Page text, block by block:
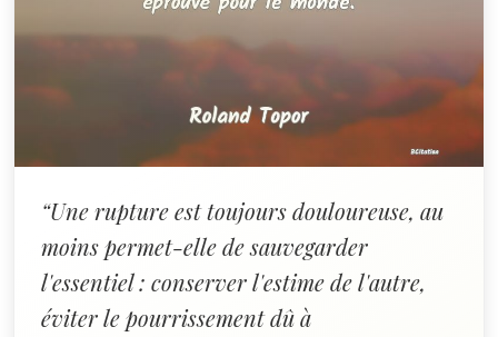
“Une rupture est toujours douloureuse, au
moins permet-elle de sauvegarder
l'essentiel : conserver l'estime de l'autre,
éviter le pourrissement dû à